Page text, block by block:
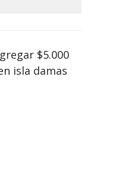
$5.000
isla damas